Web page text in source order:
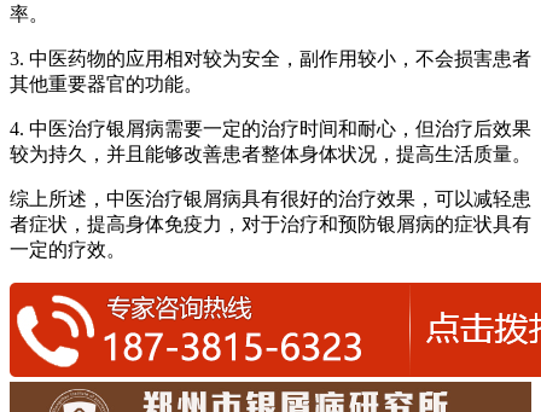
率。
3. 中医药物的应用相对较为安全，副作用较小，不会损害患者
其他重要器官的功能。
4. 中医治疗银屑病需要一定的治疗时间和耐心，但治疗后效果
较为持久，并且能够改善患者整体身体状况，提高生活质量。
综上所述，中医治疗银屑病具有很好的治疗效果，可以减轻患
者症状，提高身体免疫力，对于治疗和预防银屑病的症状具有
一定的疗效。